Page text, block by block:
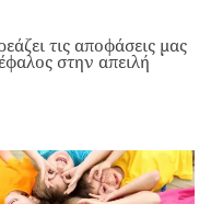
τις αποφάσεις μας
στην απειλή